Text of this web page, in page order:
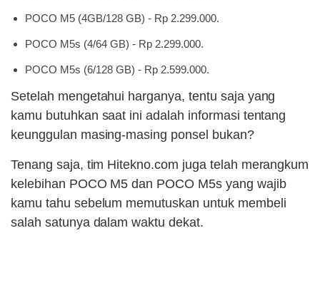
POCO M5 (4GB/128 GB) - Rp 2.299.000.
POCO M5s (4/64 GB) - Rp 2.299.000.
POCO M5s (6/128 GB) - Rp 2.599.000.
Setelah mengetahui harganya, tentu saja yang
kamu butuhkan saat ini adalah informasi tentang
keunggulan masing-masing ponsel bukan?
Tenang saja, tim Hitekno.com juga telah merangkum
kelebihan POCO M5 dan POCO M5s yang wajib
kamu tahu sebelum memutuskan untuk membeli
salah satunya dalam waktu dekat.